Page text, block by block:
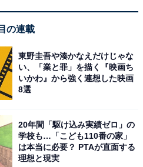
の連載
東野圭吾や湊かなえだけじゃな
い、「業と罪」を描く『映画ち
いかわ』から強く連想した映画
8選
20年間「駆け込み実績ゼロ」の
学校も…「こども110番の家」
は本当に必要？ PTAが直面する
理想と現実